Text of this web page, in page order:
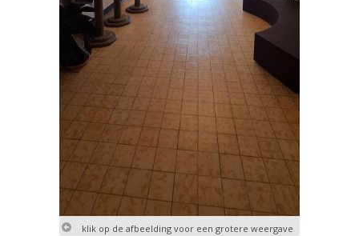
klik op de afbeelding voor een grotere weergave